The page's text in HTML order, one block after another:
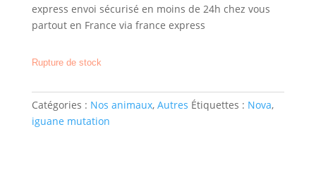
express envoi sécurisé en moins de 24h chez vous
partout en France via france express
Rupture de stock
Catégories : Nos animaux, Autres Étiquettes : Nova,
iguane mutation